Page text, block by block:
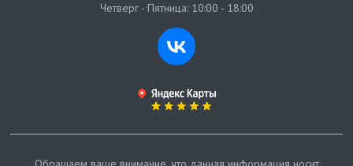
Четверг - Пятница: 10:00 - 18:00